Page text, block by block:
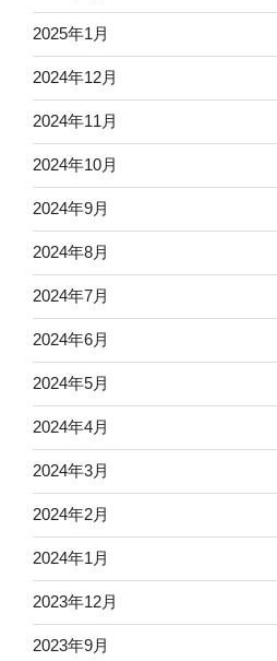
2025年1月
2024年12月
2024年11月
2024年10月
2024年9月
2024年8月
2024年7月
2024年6月
2024年5月
2024年4月
2024年3月
2024年2月
2024年1月
2023年12月
2023年9月